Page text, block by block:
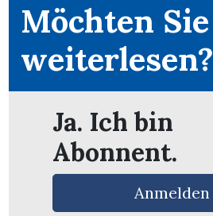
Möchten Sie
weiterlesen?
Ja. Ich bin
Abonnent.
Anmelden